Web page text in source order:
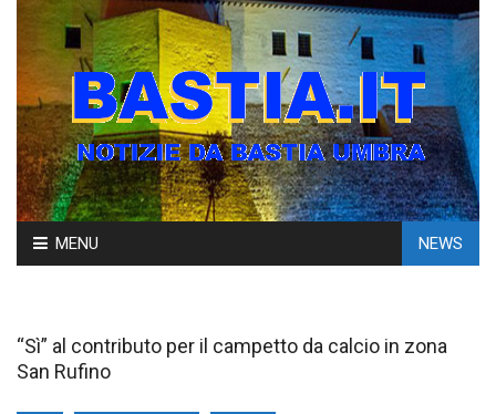
Skip
to
MENU NEWS
“Sì” al contributo per il campetto da calcio in zona
San Rufino